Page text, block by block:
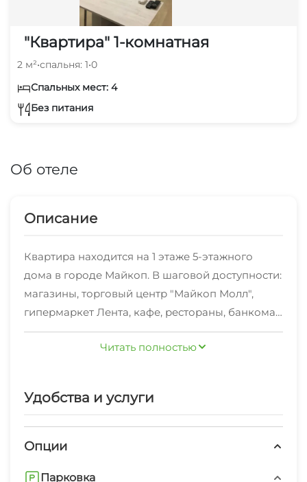
"Квартира" 1-комнатная
2 м²•спальня: 1•0
Спальных мест: 4
Без питания
Об отеле
Описание
Квартира находится на 1 этаже 5-этажного
дома в городе Майкоп. В шаговой доступности:
магазины, торговый центр "Майкоп Молл",
гипермаркет Лента, кафе, рестораны, банкомат,
аптека.
Читать полностью
Удобства и услуги
Опции
Парковка